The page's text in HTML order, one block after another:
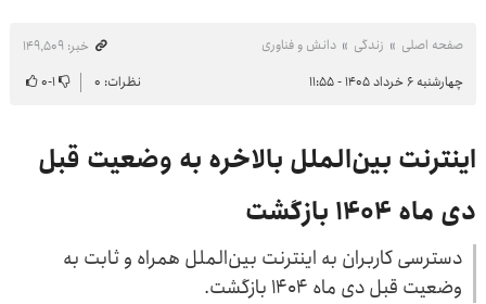
صفحه اصلی زندگی دانش و فناوری
خبر: ۱۴۹٬۵۰۹
چهارشنبه ۶ خرداد ۱۴۰۵ - ۱۱:۵۵
نظرات: ۰ ۱-۰
اینترنت بین‌الملل بالاخره به وضعیت قبل
دی ماه ۱۴۰۴ بازگشت
دسترسی کاربران به اینترنت بین‌الملل همراه و ثابت به
وضعیت قبل دی ماه ۱۴۰۴ بازگشت.